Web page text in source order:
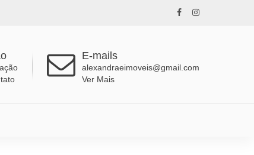
E-mails
alexandraeimoveis@gmail.com
Ver Mais